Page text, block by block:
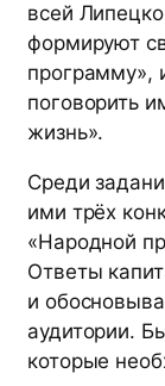
всей
формируют
программу»,
поговорить
жизнь».
Среди
ими трёх
«Народной
Ответы
и
аудитории.
которые